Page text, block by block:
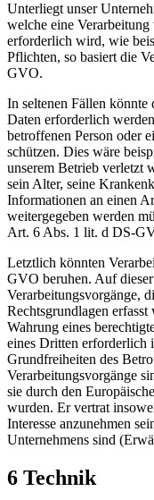
Unterliegt unser
welche eine Verarbeitung
erforderlich wird, wie
Pflichten, so basiert die
GVO.
In seltenen Fällen könnte
Daten erforderlich
betroffenen Person oder
schützen. Dies wäre
unserem Betrieb verletzt
sein Alter, seine
Informationen an einen
weitergegeben werden
Art. 6 Abs. 1 lit. d DS-
Letztlich könnten
GVO beruhen. Auf
Verarbeitungsvorgänge,
Rechtsgrundlagen
Wahrung eines
eines Dritten erforderlich
Grundfreiheiten des
Verarbeitungsvorgänge
sie durch den
wurden. Er vertrat
Interesse anzunehmen
Unternehmens sind
6 Technik